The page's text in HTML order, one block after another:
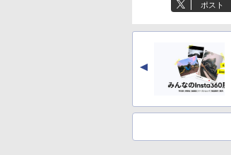
ポスト
▲